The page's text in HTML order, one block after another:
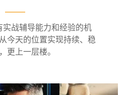
实战辅导能力和经验的机
今天的位置实现持续、稳
更上一层楼。